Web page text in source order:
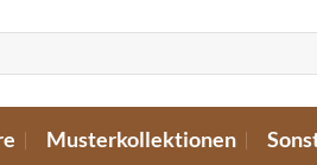
Musterkollektionen